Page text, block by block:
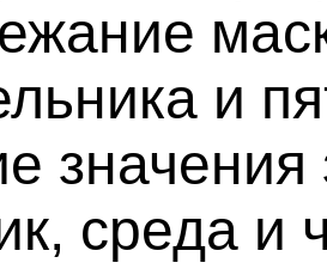
и
среда и